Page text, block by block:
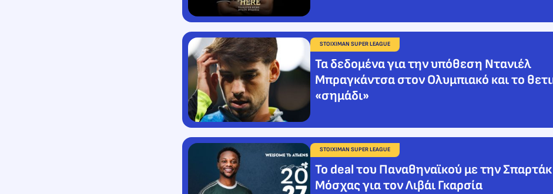
STOIXIMAN SUPER LEAGUE
Τα δεδομένα για την υπόθεση Ντανιέλ
Μπραγκάντσα στον Ολυμπιακό και το
«σημάδι»
STOIXIMAN SUPER LEAGUE
Το deal του Παναθηναϊκού με την Σπαρτάκ
Μόσχας για τον Λιβάι Γκαρσία